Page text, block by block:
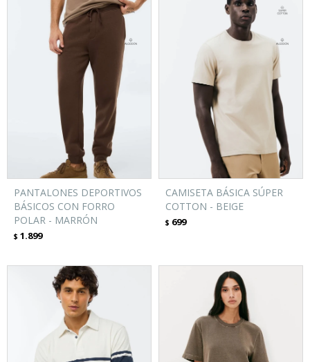
PANTALONES DEPORTIVOS
BÁSICOS CON FORRO
POLAR - MARRÓN
$ 1.899
CAMISETA BÁSICA SÚPER
COTTON - BEIGE
$ 699